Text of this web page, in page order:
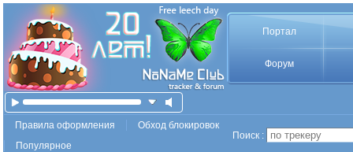
Портал
Форум
Правила оформления
Обход блокировок
Популярное
Поиск :